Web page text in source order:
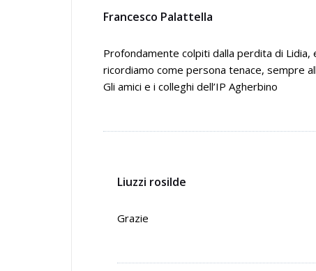
Francesco Palattella
Profondamente colpiti dalla perdita di Lidia,
ricordiamo come persona tenace, sempre
Gli amici e i colleghi dell’IP Agherbino
Liuzzi rosilde
Grazie